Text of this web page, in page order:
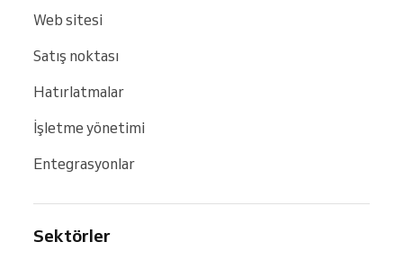
Web sitesi
Satış noktası
Hatırlatmalar
İşletme yönetimi
Entegrasyonlar
Sektörler